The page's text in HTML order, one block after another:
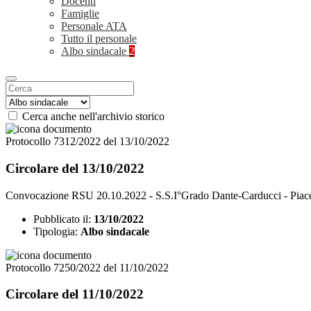
Famiglie
Personale ATA
Tutto il personale
Albo sindacale 2
Cerca anche nell'archivio storico
Protocollo 7312/2022 del 13/10/2022
Circolare del 13/10/2022
Convocazione RSU 20.10.2022 - S.S.I°Grado Dante-Carducci -
Pubblicato il: 13/10/2022
Tipologia: Albo sindacale
Protocollo 7250/2022 del 11/10/2022
Circolare del 11/10/2022